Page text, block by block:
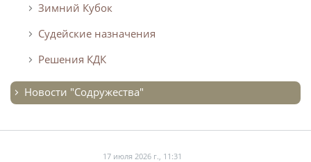
Зимний Кубок
Судейские назначения
Решения КДК
Новости "Содружества"
17 июля 2026 г., 11:31